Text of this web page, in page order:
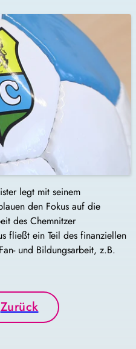
legt mit seinem
den Fokus auf die
des Chemnitzer
fließt ein Teil des finanziellen
und Bildungsarbeit, z.B.
Zurück